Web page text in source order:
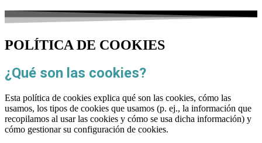
POLÍTICA DE COOKIES
¿Qué son las cookies?
Esta política de cookies explica qué son las cookies, cómo las
usamos, los tipos de cookies que usamos (p. ej., la información que
recopilamos al usar las cookies y cómo se usa dicha información) y
cómo gestionar su configuración de cookies.